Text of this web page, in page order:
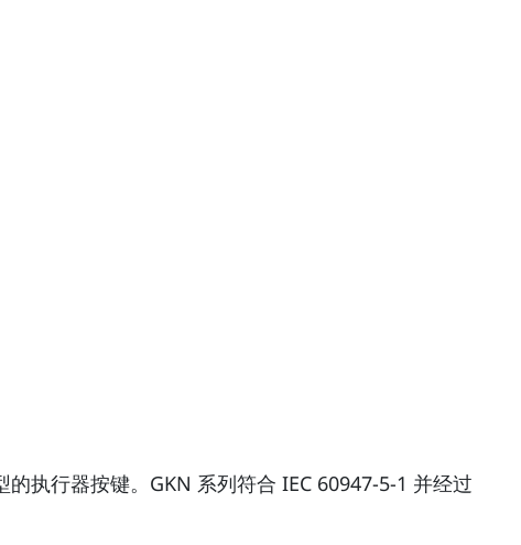
执行器按键。GKN 系列符合 IEC 60947-5-1 并经过